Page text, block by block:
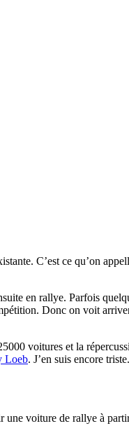
C’est ce qu’on
en rallye. Parfois
Donc on voit
voitures et la
Loeb. J’en suis encore triste.
une voiture de rallye à